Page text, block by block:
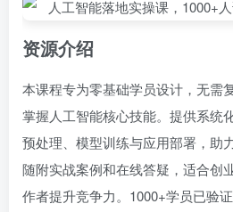
资源介绍
本课程专为零基础学员设计，无需
掌握人工智能核心技能。提供系统
预处理、模型训练与应用部署，助
随附实战案例和在线答疑，适合创
作者提升竞争力。1000+学员已验